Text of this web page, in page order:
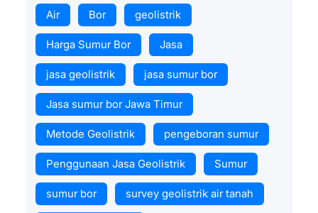
Air Bor geolistrik
Harga Sumur Bor Jasa
jasa geolistrik jasa sumur bor
Jasa sumur bor Jawa Timur
Metode Geolistrik pengeboran sumur
Penggunaan Jasa Geolistrik Sumur
sumur bor survey geolistrik air tanah